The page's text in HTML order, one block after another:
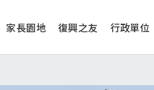
家長園地 復興之友 行政單位